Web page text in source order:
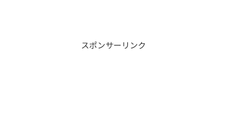
スポンサーリンク